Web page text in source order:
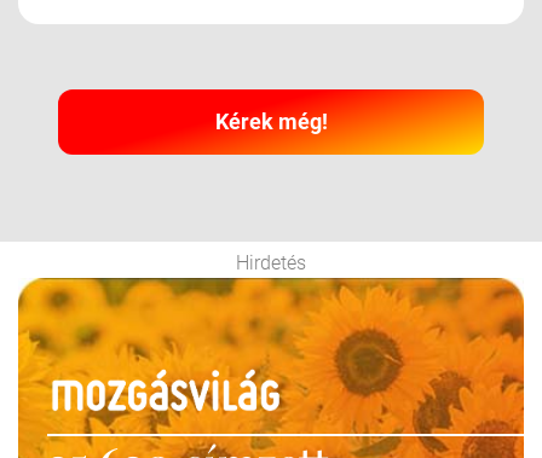
Kérek még!
Hirdetés